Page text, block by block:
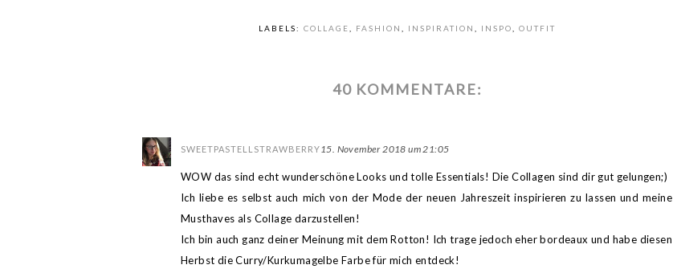
LABELS: COLLAGE FASHION INSPIRATION INSPO OUTFIT
40 KOMMENTARE:
SWEETPASTELLSTRAWBERRY15. November 2018 um 21:05
WOW das sind echt wunderschöne Looks und tolle Essentials! Die Collagen sind dir gut gelungen;)
Ich liebe es selbst auch mich von der Mode der neuen Jahreszeit inspirieren zu lassen und meine
Musthaves als Collage darzustellen!
Ich bin auch ganz deiner Meinung mit dem Rotton! Ich trage jedoch eher bordeaux und habe diesen
Herbst die Curry/Kurkumagelbe Farbe für mich entdeck!